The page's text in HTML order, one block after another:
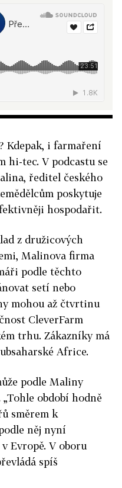
Kdepak, i farmaření
hi-tec. V podcastu se
ředitel českého
poskytuje
hospodařit.
z družicových
Malinova firma
podle těchto
setí nebo
mohou až čtvrtinu
CleverFarm
trhu. Zákazníky má
Africe.
podle Maliny
období hodně
směrem k
něj nyní
Evropě. V oboru
spíš